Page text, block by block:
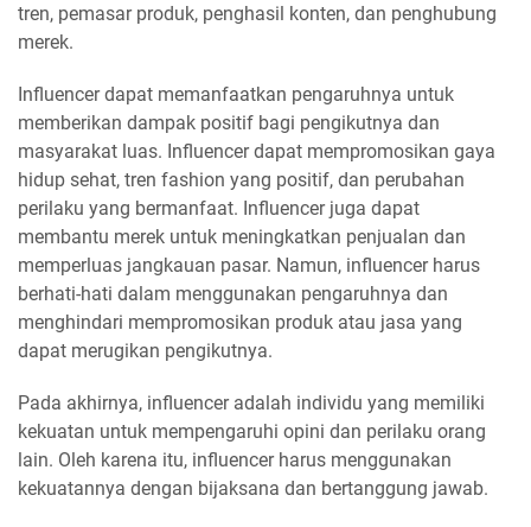
tren, pemasar produk, penghasil konten, dan penghubung
merek.
Influencer dapat memanfaatkan pengaruhnya untuk
memberikan dampak positif bagi pengikutnya dan
masyarakat luas. Influencer dapat mempromosikan gaya
hidup sehat, tren fashion yang positif, dan perubahan
perilaku yang bermanfaat. Influencer juga dapat
membantu merek untuk meningkatkan penjualan dan
memperluas jangkauan pasar. Namun, influencer harus
berhati-hati dalam menggunakan pengaruhnya dan
menghindari mempromosikan produk atau jasa yang
dapat merugikan pengikutnya.
Pada akhirnya, influencer adalah individu yang memiliki
kekuatan untuk mempengaruhi opini dan perilaku orang
lain. Oleh karena itu, influencer harus menggunakan
kekuatannya dengan bijaksana dan bertanggung jawab.